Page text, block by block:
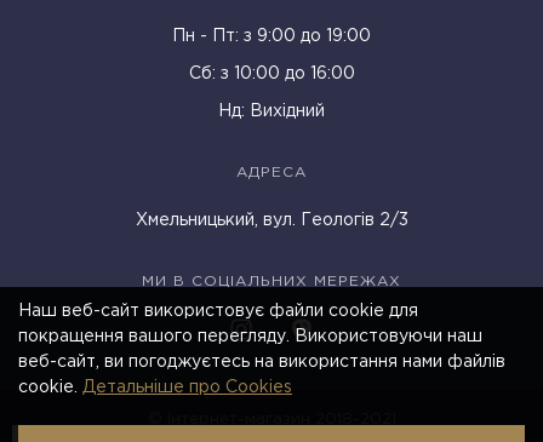
Пн - Пт: з 9:00 до 19:00
Cб: з 10:00 до 16:00
Нд: Вихідний
АДРЕСА
Хмельницький, вул. Геологів 2/3
МИ В СОЦІАЛЬНИХ МЕРЕЖАХ
Наш веб-сайт використовує файли cookie для
покращення вашого перегляду. Використовуючи наш
веб-сайт, ви погоджуєтесь на використання нами файлів
cookie. Детальніше про Cookies